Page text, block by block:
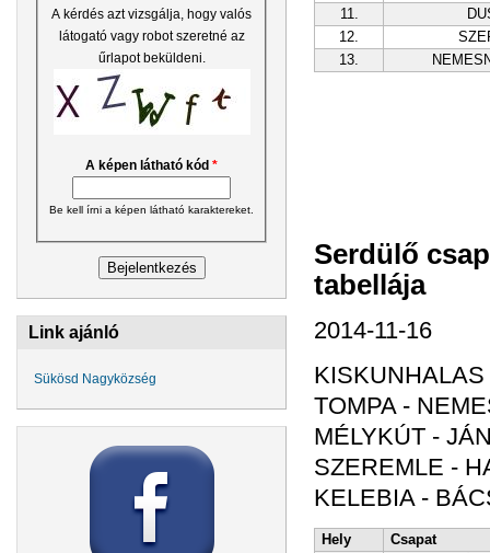
A kérdés azt vizsgálja, hogy valós
látogató vagy robot szeretné az
űrlapot beküldeni.
A képen látható kód *
Be kell írni a képen látható karaktereket.
Link ajánló
Sükösd Nagyközség
11.
12.
13.
Serdülő
tabellája
2014-11-16
TOMPA -
MÉLYKÚT -
SZEREMLE -
KELEBIA -
Hely
Csapat